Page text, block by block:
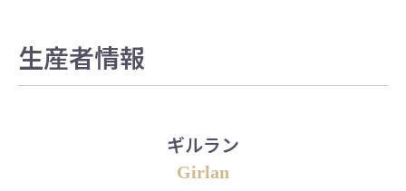
生産者情報
ギルラン
Girlan